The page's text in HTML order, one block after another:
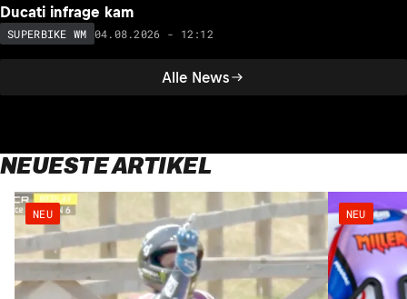
Alle News
Ducati infrage kam
SUPERBIKE WM 04.08.2026 - 12:12
NEUESTE ARTIKEL
NEU NEU